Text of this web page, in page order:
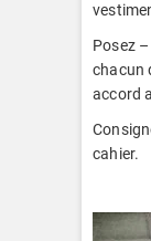
Posez
chacun
accord
cahier.